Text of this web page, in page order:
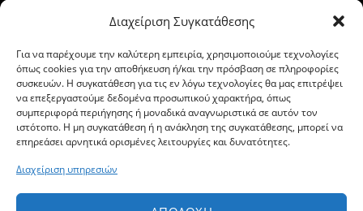
Διαχείριση Συγκατάθεσης
Για να παρέχουμε την καλύτερη εμπειρία, χρησιμοποιούμε τεχνολογίες
όπως cookies για την αποθήκευση ή/και την πρόσβαση σε πληροφορίες
συσκευών. Η συγκατάθεση για τις εν λόγω τεχνολογίες θα μας επιτρέψει
να επεξεργαστούμε δεδομένα προσωπικού χαρακτήρα, όπως
συμπεριφορά περιήγησης ή μοναδικά αναγνωριστικά σε αυτόν τον
ιστότοπο. Η μη συγκατάθεση ή η ανάκληση της συγκατάθεσης, μπορεί να
επηρεάσει αρνητικά ορισμένες λειτουργίες και δυνατότητες.
Διαχείριση υπηρεσιών
Διεύθυνση: Πίνδου 17, 59132,Βέροια
Τηλ.: 23310 60376
Fax: 23310 93422
Email: dovlet@otenet.gr